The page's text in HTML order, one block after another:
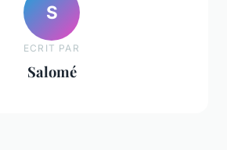
S
ECRIT PAR
Salomé